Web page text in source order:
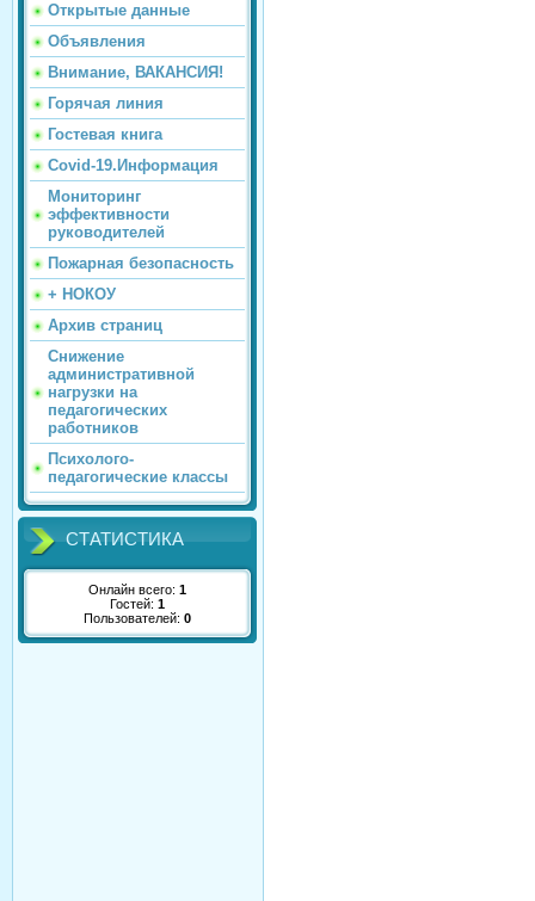
Открытые данные
Объявления
Внимание, ВАКАНСИЯ!
Горячая линия
Гостевая книга
Covid-19.Информация
Мониторинг
эффективности
руководителей
Пожарная безопасность
+ НОКОУ
Архив страниц
Снижение
административной
нагрузки на
педагогических
работников
Психолого-
педагогические классы
СТАТИСТИКА
Онлайн всего: 1
Гостей: 1
Пользователей: 0